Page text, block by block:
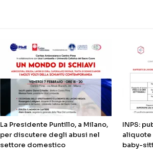
La Presidente Puntillo, a Milano,
per discutere degli abusi nel
settore domestico
INPS:
aliquote
baby-